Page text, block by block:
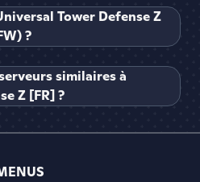
Tower Defense Z
?
similaires à
Z [FR] ?